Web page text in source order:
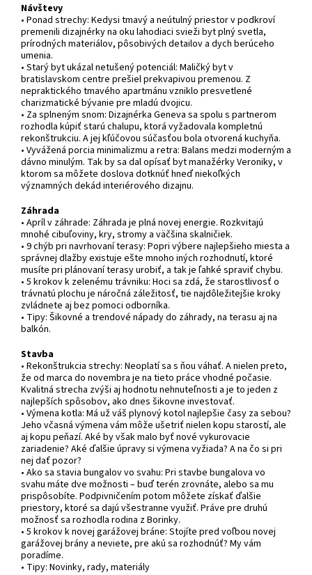
Návštevy
• Ponad strechy: Kedysi tmavý a neútulný priestor v podkroví
premenili dizajnérky na oku lahodiaci svieži byt plný svetla,
prírodných materiálov, pôsobivých detailov a dych berúceho
umenia.
• Starý byt ukázal netušený potenciál: Maličký byt v
bratislavskom centre prešiel prekvapivou premenou. Z
nepraktického tmavého apartmánu vzniklo presvetlené
charizmatické bývanie pre mladú dvojicu.
• Za splneným snom: Dizajnérka Geneva sa spolu s partnerom
rozhodla kúpiť starú chalupu, ktorá vyžadovala kompletnú
rekonštrukciu. A jej kľúčovou súčasťou bola otvorená kuchyňa.
• Vyvážená porcia minimalizmu a retra: Balans medzi moderným a
dávno minulým. Tak by sa dal opísať byt manažérky Veroniky, v
ktorom sa môžete doslova dotknúť hneď niekoľkých
významných dekád interiérového dizajnu.
Záhrada
• Apríl v záhrade: Záhrada je plná novej energie. Rozkvitajú
mnohé cibuľoviny, kry, stromy a väčšina skalničiek.
• 9 chýb pri navrhovaní terasy: Popri výbere najlepšieho miesta a
správnej dlažby existuje ešte mnoho iných rozhodnutí, ktoré
musíte pri plánovaní terasy urobiť, a tak je ľahké spraviť chybu.
• 5 krokov k zelenému trávniku: Hoci sa zdá, že starostlivosť o
trávnatú plochu je náročná záležitosť, tie najdôležitejšie kroky
zvládnete aj bez pomoci odborníka.
• Tipy: Šikovné a trendové nápady do záhrady, na terasu aj na
balkón.
Stavba
• Rekonštrukcia strechy: Neoplatí sa s ňou váhať. A nielen preto,
že od marca do novembra je na tieto práce vhodné počasie.
Kvalitná strecha zvýši aj hodnotu nehnuteľnosti a je to jeden z
najlepších spôsobov, ako dnes šikovne investovať.
• Výmena kotla: Má už váš plynový kotol najlepšie časy za sebou?
Jeho včasná výmena vám môže ušetriť nielen kopu starostí, ale
aj kopu peňazí. Aké by však malo byť nové vykurovacie
zariadenie? Aké ďalšie úpravy si výmena vyžiada? A na čo si pri
nej dať pozor?
• Ako sa stavia bungalov vo svahu: Pri stavbe bungalova vo
svahu máte dve možnosti – buď terén zrovnáte, alebo sa mu
prispôsobíte. Podpivničením potom môžete získať ďalšie
priestory, ktoré sa dajú všestranne využiť. Práve pre druhú
možnosť sa rozhodla rodina z Borinky.
• 5 krokov k novej garážovej bráne: Stojíte pred voľbou novej
garážovej brány a neviete, pre akú sa rozhodnúť? My vám
poradíme.
• Tipy: Novinky, rady, materiály